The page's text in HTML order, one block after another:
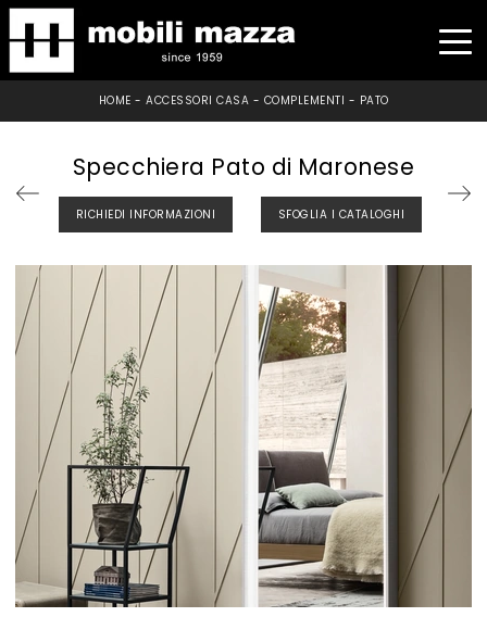
HOME - ACCESSORI CASA - COMPLEMENTI - PATO
Specchiera Pato di Maronese
RICHIEDI INFORMAZIONI SFOGLIA I CATALOGHI